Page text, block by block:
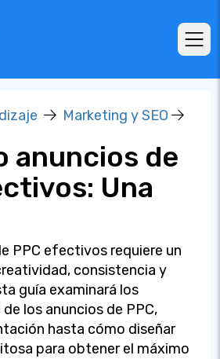
Marketing y SEO
anuncios de
Una
PPC efectivos requiere un
consistencia y
guía examinará los
los anuncios de PPC,
hasta cómo diseñar
para obtener el máximo